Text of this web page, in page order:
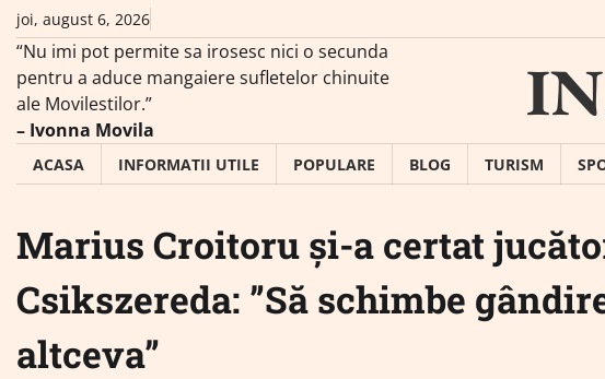
Skip
content
joi, august 6, 2026
“Nu imi pot permite sa irosesc nici o secunda
pentru a aduce mangaiere sufletelor chinuite
ale Movilestilor.”
– Ivonna Movila
ACASA INFORMATII UTILE POPULARE BLOG TURISM
Marius Croitoru și-a certat
Csikszereda: ”Să schimbe
altceva”